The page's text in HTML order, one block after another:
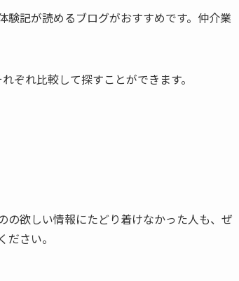
験記が読めるブログがおすすめです。仲介業
ぞれ比較して探すことができます。
の欲しい情報にたどり着けなかった人も、ぜ
さい。